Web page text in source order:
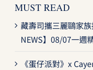
MUST READ
藏壽司攜三麗鷗家
NEWS】08/07一週
《蛋仔派對》x